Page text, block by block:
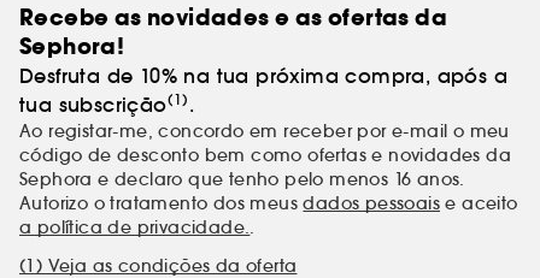
Recebe as novidades e as ofertas da
Sephora!
Desfruta de 10% na tua próxima compra, após a
tua subscrição(1) .
Ao registar-me, concordo em receber por e-mail o meu
código de desconto bem como ofertas e novidades da
Sephora e declaro que tenho pelo menos 16 anos.
Autorizo o tratamento dos meusdados pessoais e aceito
a política de privacidade..
(1) Veja as condições da oferta